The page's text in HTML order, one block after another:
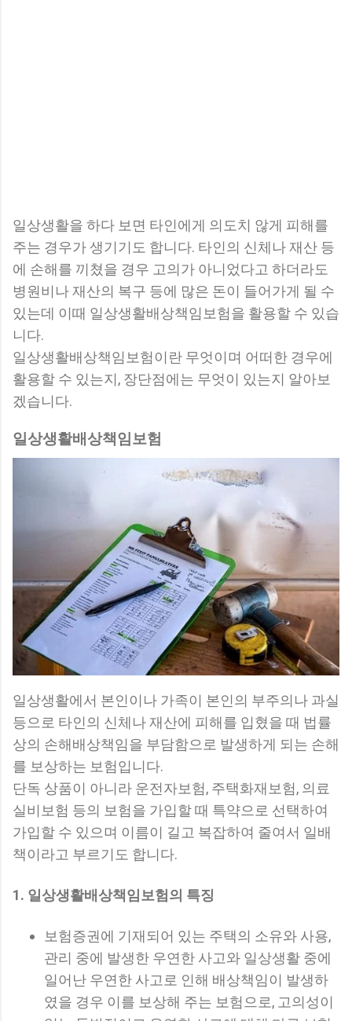
일상생활을 하다 보면 타인에게 의도치 않게 피해를
주는 경우가 생기기도 합니다. 타인의 신체나 재산 등
에 손해를 끼쳤을 경우 고의가 아니었다고 하더라도
병원비나 재산의 복구 등에 많은 돈이 들어가게 될 수
있는데 이때 일상생활배상책임보험을 활용할 수 있습
니다.
일상생활배상책임보험이란 무엇이며 어떠한 경우에
활용할 수 있는지, 장단점에는 무엇이 있는지 알아보
겠습니다.
일상생활배상책임보험
일상생활에서 본인이나 가족이 본인의 부주의나 과실
등으로 타인의 신체나 재산에 피해를 입혔을 때 법률
상의 손해배상책임을 부담함으로 발생하게 되는 손해
를 보상하는 보험입니다.
단독 상품이 아니라 운전자보험, 주택화재보험, 의료
실비보험 등의 보험을 가입할 때 특약으로 선택하여
가입할 수 있으며 이름이 길고 복잡하여 줄여서 일배
책이라고 부르기도 합니다.
1. 일상생활배상책임보험의 특징
보험증권에 기재되어 있는 주택의 소유와 사용,
관리 중에 발생한 우연한 사고와 일상생활 중에
일어난 우연한 사고로 인해 배상책임이 발생하
였을 경우 이를 보상해 주는 보험으로, 고의성이